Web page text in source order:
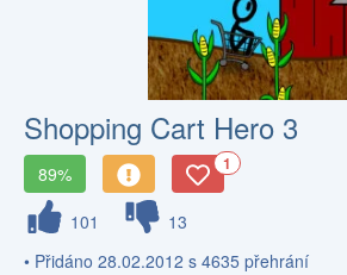
Shopping Cart Hero 3
89% 1
101
13
• Přidáno 28.02.2012 s 4635 přehrání